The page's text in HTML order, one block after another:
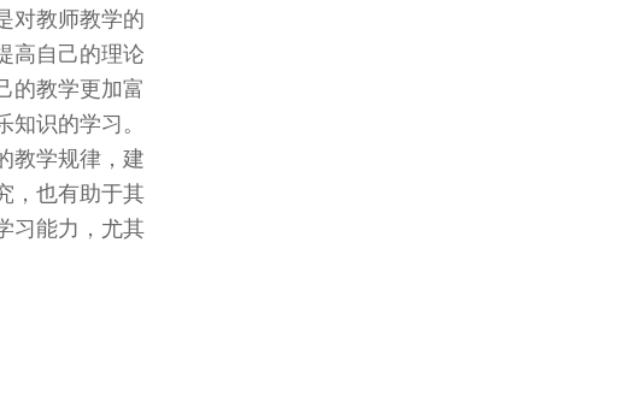
对教师教学的
高自己的理论
的教学更加富
识的学习。
教学规律，建
，也有助于其
习能力，尤其